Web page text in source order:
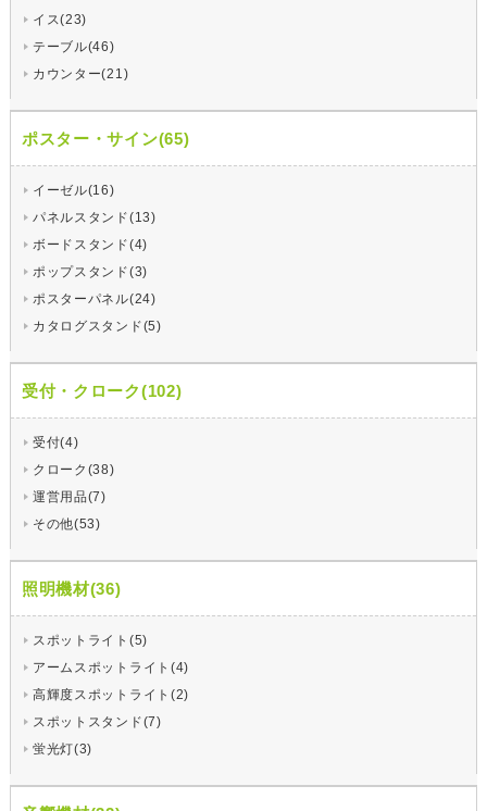
イス(23)
テーブル(46)
カウンター(21)
ポスター・サイン(65)
イーゼル(16)
パネルスタンド(13)
ボードスタンド(4)
ポップスタンド(3)
ポスターパネル(24)
カタログスタンド(5)
受付・クローク(102)
受付(4)
クローク(38)
運営用品(7)
その他(53)
照明機材(36)
スポットライト(5)
アームスポットライト(4)
高輝度スポットライト(2)
スポットスタンド(7)
蛍光灯(3)